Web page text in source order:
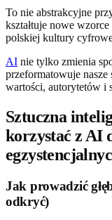
To nie abstrakcyjne
kształtuje nowe
polskiej kultury
AI nie tylko zmienia
przeformatowuje
wartości, autorytetów i
Sztuczna
korzystać z AI
Jak prowadzić
odkryć)